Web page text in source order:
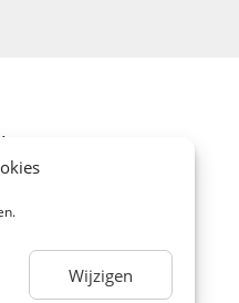
Wijzigen
‘Nachtje weg’.